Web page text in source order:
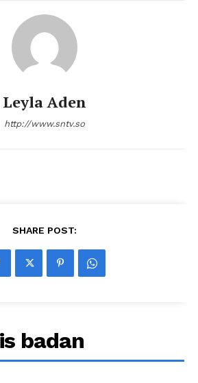
Leyla Aden
http://www.sntv.so
SHARE POST:
badan